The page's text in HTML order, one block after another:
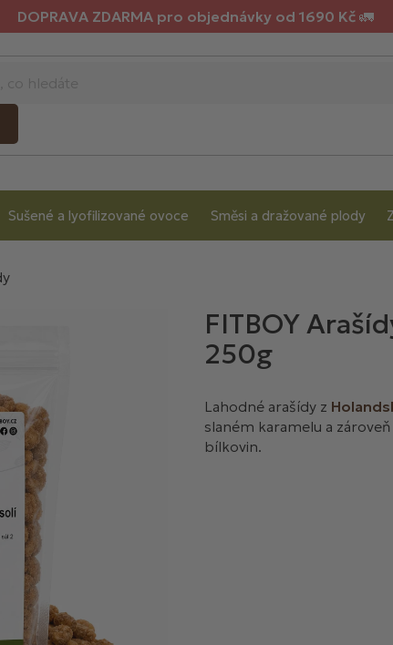
DOPRAVA ZDARMA pro objednávky od 1690 Kč 🚛
Sušené a lyofilizované ovoce Směsi a dražované plody
FITBOY
250g
Lahodné arašídy z
slaném karamelu a
bílkovin.